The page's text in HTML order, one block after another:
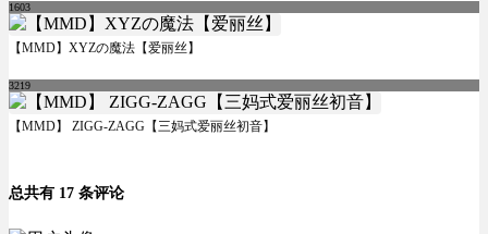
1603
【MMD】XYZの魔法【爱丽丝】
3219
【MMD】 ZIGG-ZAGG【三妈式爱丽丝初音】
总共有 17 条评论